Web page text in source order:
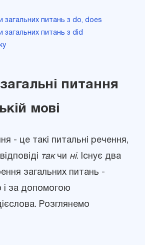
загальних питань з do, does
загальних питань з did
питання
мові
- це такі питальні речення,
такчи ні. Існує два
загальних питань -
і за допомогою
Розглянемо